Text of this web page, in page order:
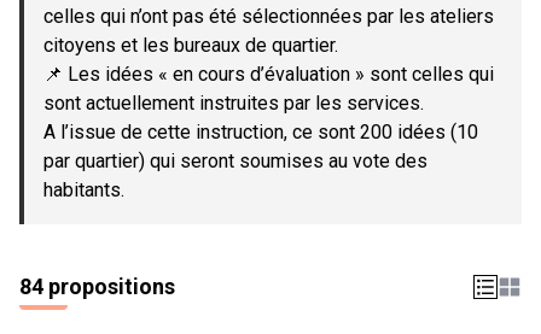
celles qui n’ont pas été sélectionnées par les ateliers
citoyens et les bureaux de quartier.
📌 Les idées « en cours d’évaluation » sont celles qui
sont actuellement instruites par les services.
A l’issue de cette instruction, ce sont 200 idées (10
par quartier) qui seront soumises au vote des
habitants.
84 propositions